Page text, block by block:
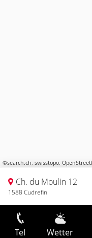
©search.ch, swisstopo,
Ch. du Moulin 12
1588 Cudrefin
Tel Wetter